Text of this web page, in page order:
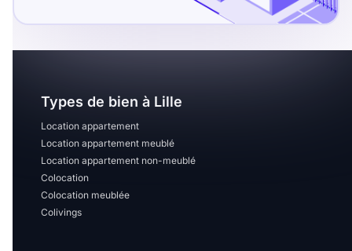
Types de bien à Lille
Location appartement
Location appartement meublé
Location appartement non-meublé
Colocation
Colocation meublée
Colivings